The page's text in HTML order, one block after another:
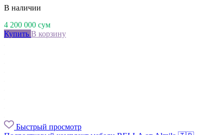
В наличии
4 200 000 сум
Купить В корзину
Быстрый просмотр